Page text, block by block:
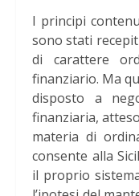
I principi
sono stati
di carattere
finanziario. Ma
disposto a
finanziaria,
materia di
consente alla
il proprio